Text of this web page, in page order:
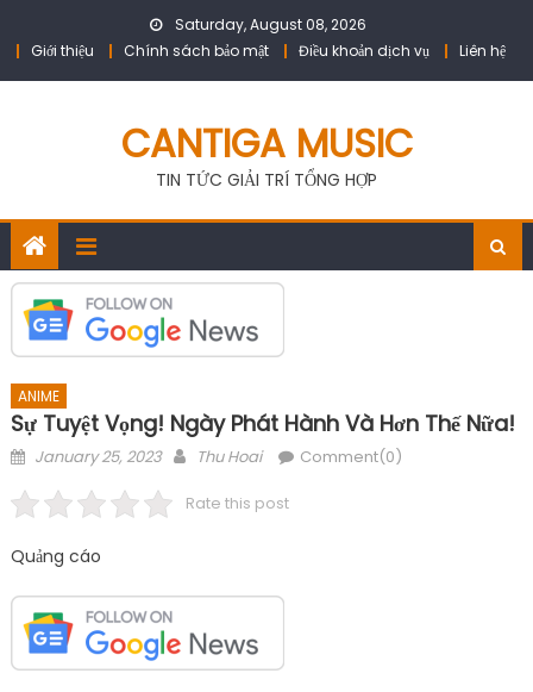
Saturday, August 08, 2026
Giới thiệu
Chính sách bảo mật Điều khoản dịch vụ Liên hệ
CANTIGA MUSIC
TIN TỨC GIẢI TRÍ TỔNG HỢP
ANIME
Sự Tuyệt Vọng! Ngày Phát Hành Và Hơn Thế Nữa!
Posted
January 25, 2023 Author
Thu Hoai Comment(0)
Rate this post
Quảng cáo